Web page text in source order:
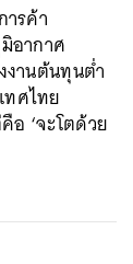
รค้า
อากาศ
งานต้นทุนต่ำ
ทศไทย
อ ‘จะโตด้วย